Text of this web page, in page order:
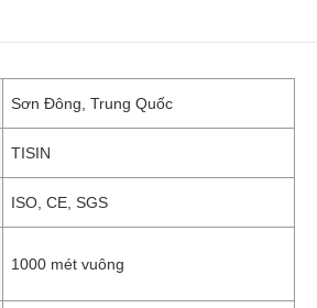
Sơn Đông, Trung Quốc
TISIN
ISO, CE, SGS
1000 mét vuông